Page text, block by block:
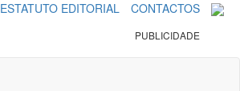
ESTATUTO EDITORIAL CONTACTOS
PUBLICIDADE